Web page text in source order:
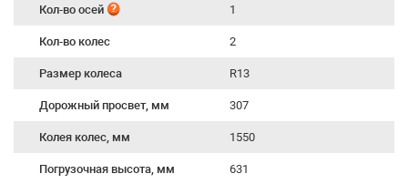
Кол-во осей 1
Кол-во колес 2
Размер колеса R13
Дорожный просвет, мм 307
Колея колес, мм 1550
Погрузочная высота, мм 631